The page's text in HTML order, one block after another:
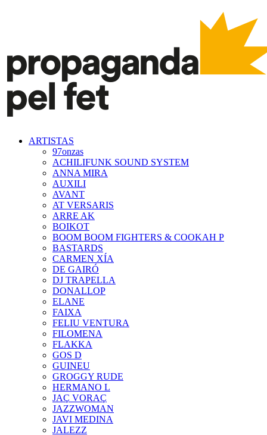
ARTISTAS
97onzas
ACHILIFUNK SOUND SYSTEM
ANNA MIRA
AUXILI
AVANT
AT VERSARIS
ARRE AK
BOIKOT
BOOM BOOM FIGHTERS & COOKAH P
BASTARDS
CARMEN XÍA
DE GAIRÓ
DJ TRAPELLA
DONALLOP
ELANE
FAIXA
FELIU VENTURA
FILOMENA
FLAKKA
GOS D
GUINEU
GROGGY RUDE
HERMANO L
JAÇ VORAÇ
JAZZWOMAN
JAVI MEDINA
JALEZZ